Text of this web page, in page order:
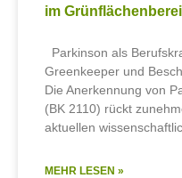
im
Parkinson als
Greenkeeper und
Die Anerkennung von
(BK 2110) rückt
aktuellen
MEHR LESEN »